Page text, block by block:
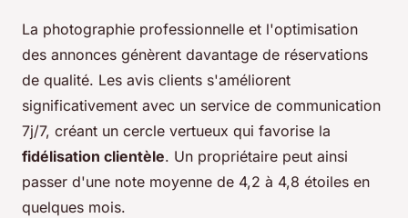
La photographie professionnelle et l'optimisation
des annonces génèrent davantage de réservations
de qualité. Les avis clients s'améliorent
significativement avec un service de communication
7j/7, créant un cercle vertueux qui favorise la
fidélisation clientèle. Un propriétaire peut ainsi
passer d'une note moyenne de 4,2 à 4,8 étoiles en
quelques mois.